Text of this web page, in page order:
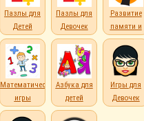
Пазлы для
Детей
Пазлы для
Девочек
Развитие
памяти и
внимания
Математические
игры
Азбука для
детей
Игры для
Девочек